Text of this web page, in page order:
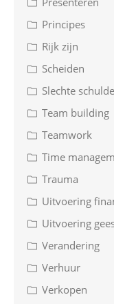
Principes
Rijk zijn
Scheiden
Slechte
Team building
Teamwork
Time
Trauma
Uitvoering
Uitvoering
Verandering
Verhuur
Verkopen